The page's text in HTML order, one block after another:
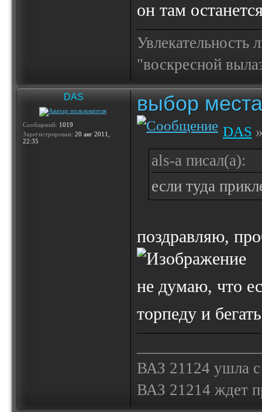
он там
Увлекательность
"воскресной
DAS
Сообщений: 1019
Зарегистрирован: 20 авг 2011,
22:35
выбор
DAS
als-a писал(а):
если туда
поздравляю,
не думаю, что
торпеду и
ВАЗ 21124 ушла
ВАЗ 21214 ждет